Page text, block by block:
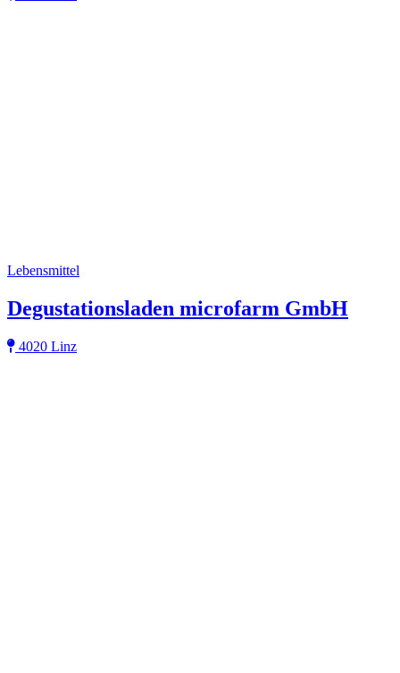
Lebensmittel
Degustationsladen microfarm GmbH
4020 Linz